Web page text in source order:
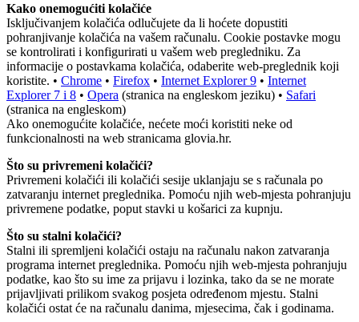
Kako onemogućiti kolačiće
Isključivanjem kolačića odlučujete da li hoćete dopustiti
pohranjivanje kolačića na vašem računalu. Cookie postavke mogu
se kontrolirati i konfigurirati u vašem web pregledniku. Za
informacije o postavkama kolačića, odaberite web-preglednik koji
koristite. • Chrome • Firefox • Internet Explorer 9 • Internet
Explorer 7 i 8 • Opera (stranica na engleskom jeziku) • Safari
(stranica na engleskom)
Ako onemogućite kolačiće, nećete moći koristiti neke od
funkcionalnosti na web stranicama glovia.hr.
Što su privremeni kolačići?
Privremeni kolačići ili kolačići sesije uklanjaju se s računala po
zatvaranju internet preglednika. Pomoću njih web-mjesta pohranjuju
privremene podatke, poput stavki u košarici za kupnju.
Što su stalni kolačići?
Stalni ili spremljeni kolačići ostaju na računalu nakon zatvaranja
programa internet preglednika. Pomoću njih web-mjesta pohranjuju
podatke, kao što su ime za prijavu i lozinka, tako da se ne morate
prijavljivati prilikom svakog posjeta određenom mjestu. Stalni
kolačići ostat će na računalu danima, mjesecima, čak i godinama.